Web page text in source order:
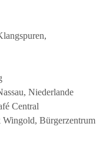
Niederlande
Central
Wingold, Bürgerzentrum